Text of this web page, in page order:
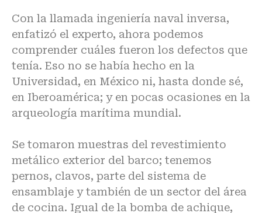
Con la llamada ingeniería naval inversa,
enfatizó el experto, ahora podemos
comprender cuáles fueron los defectos que
tenía. Eso no se había hecho en la
Universidad, en México ni, hasta donde sé,
en Iberoamérica; y en pocas ocasiones en la
arqueología marítima mundial.
Se tomaron muestras del revestimiento
metálico exterior del barco; tenemos
pernos, clavos, parte del sistema de
ensamblaje y también de un sector del área
de cocina. Igual de la bomba de achique,